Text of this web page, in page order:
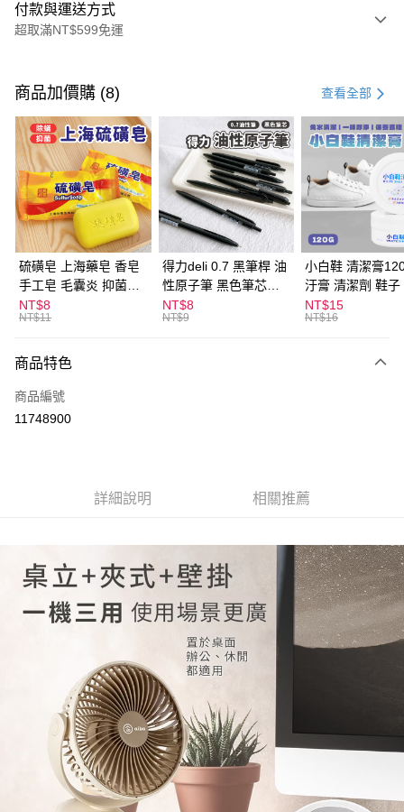
付款與運送方式
超取滿NT$599免運
信用卡一次付款
超商取貨付款
LINE Pay
Apple Pay
街口支付
悠遊付
ATM付款
全家取貨付款
每筆NT$60，滿NT$599(含以上)免運費
付款後全家取貨
每筆NT$60，滿NT$599(含以上)免運費
每筆NT$60，滿NT$599(含以上)免運費
每筆NT$120，滿NT$1,999(含以上)免運費
商品加價購 (8) 查看全部
硫磺皂 上海藥皂 香皂
手工皂 毛囊炎 抑菌除
蟎 清潔護膚 去油去痘
寵物皮膚病 狗狗貓咪
NT$8
NT$11
得力deli 0.7 黑筆桿 油
性原子筆 黑色筆芯
S304
NT$8
NT$9
小白鞋 清潔膏
汙膏 清潔劑 鞋子
漬 白皮鞋 鞋油
NT$15
NT$16
商品特色
商品編號
11748900
詳細說明 相關推薦